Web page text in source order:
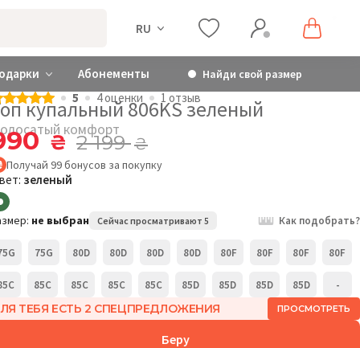
RU
Абонементы Найди свой размер
5 4 оценки 1 отзыв
купальный 806KS зеленый
комфорт
₴ 2 199₴
Получай 99бонусов за покупку
зеленый
не выбран Сейчас просматривают 5 Как подобрать?
75G 80D 80D 80D 80D 80F 80F 80F 80F
85C 85C 85C 85C 85D 85D 85D 85D -
ТЕБЯ ЕСТЬ 2 СПЕЦПРЕДЛОЖЕНИЯ ПРОСМОТРЕТЬ
Беру